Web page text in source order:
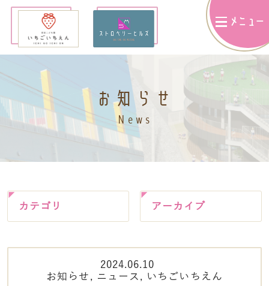
メニュー
お知らせ
News
カテゴリ アーカイブ
2024.06.10
お知らせ , ニュース , いちごいちえん